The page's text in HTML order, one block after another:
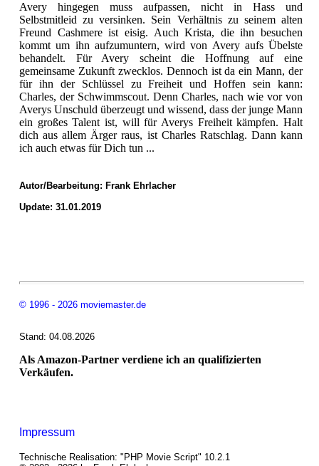
Avery hingegen muss aufpassen, nicht in Hass und
Selbstmitleid zu versinken. Sein Verhältnis zu seinem alten
Freund Cashmere ist eisig. Auch Krista, die ihn besuchen
kommt um ihn aufzumuntern, wird von Avery aufs Übelste
behandelt. Für Avery scheint die Hoffnung auf eine
gemeinsame Zukunft zwecklos. Dennoch ist da ein Mann, der
für ihn der Schlüssel zu Freiheit und Hoffen sein kann:
Charles, der Schwimmscout. Denn Charles, nach wie vor von
Averys Unschuld überzeugt und wissend, dass der junge Mann
ein großes Talent ist, will für Averys Freiheit kämpfen. Halt
dich aus allem Ärger raus, ist Charles Ratschlag. Dann kann
ich auch etwas für Dich tun ...
Autor/Bearbeitung: Frank Ehrlacher
Update: 31.01.2019
© 1996 - 2026 moviemaster.de
Stand: 04.08.2026
Als Amazon-Partner verdiene ich an qualifizierten
Verkäufen.
Impressum
Technische Realisation: "PHP Movie Script" 10.2.1